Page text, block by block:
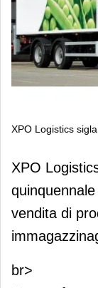
XPO Logistics
XPO
Iceland
XPO
vendita di
br>